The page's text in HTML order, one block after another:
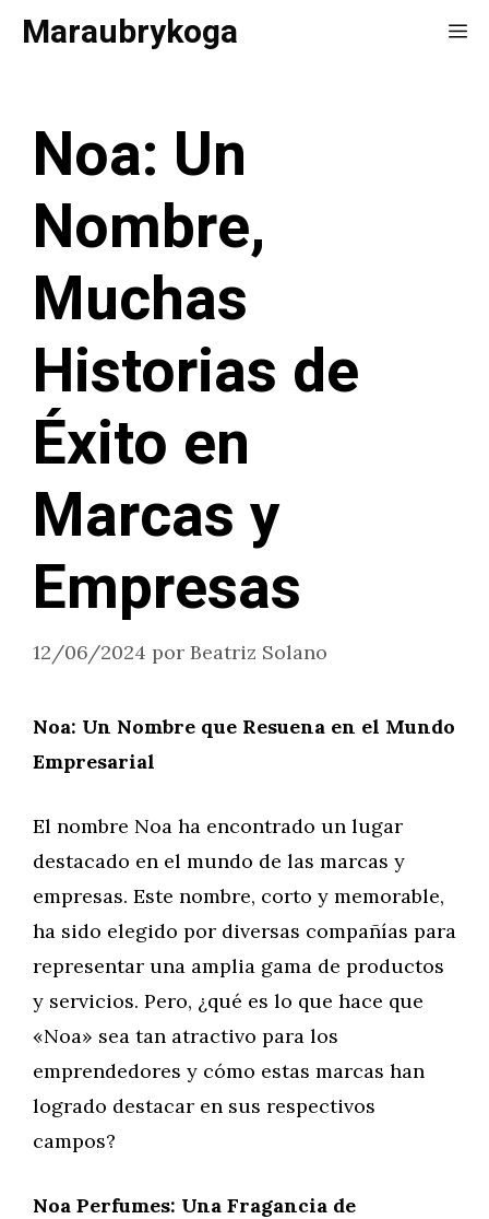
SaltarMaraubrykoga
Noa: Un
Nombre,
Muchas
Historias de
Éxito en
Marcas y
Empresas
12/06/2024 por Beatriz Solano
Noa: Un Nombre que Resuena en el Mundo
Empresarial
El nombre Noa ha encontrado un lugar
destacado en el mundo de las marcas y
empresas. Este nombre, corto y memorable,
ha sido elegido por diversas compañías para
representar una amplia gama de productos
y servicios. Pero, ¿qué es lo que hace que
«Noa» sea tan atractivo para los
emprendedores y cómo estas marcas han
logrado destacar en sus respectivos
campos?
Noa Perfumes: Una Fragancia de